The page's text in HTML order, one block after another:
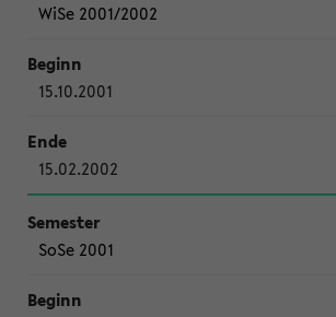
WiSe 2001/2002
15.10.2001
15.02.2002
SoSe 2001